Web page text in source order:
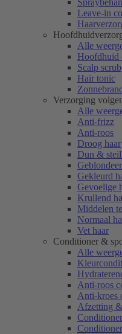
Leave-in
Alle
Hoofdhuid
Scalp scrub
Hair tonic
Verzorging
Alle
Anti-frizz
Anti-roos
Droog haar
Dun &
Gekleurd
Gevoelige
Krullend
Middelen
Normaal
Vet haar
Conditioner &
Alle
Anti-roos
Anti-kroes
Afzetting